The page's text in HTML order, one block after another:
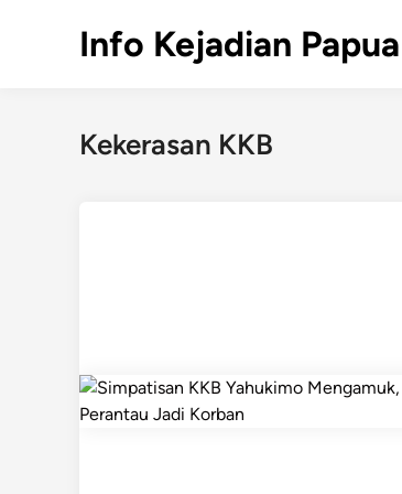
Info Kejadian Papua
Kekerasan KKB